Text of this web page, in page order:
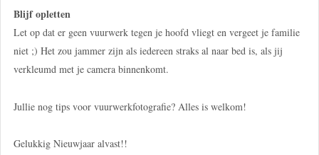
Blijf opletten
Let op dat er geen vuurwerk tegen je hoofd vliegt en vergeet je familie
niet ;) Het zou jammer zijn als iedereen straks al naar bed is, als jij
verkleumd met je camera binnenkomt.
Jullie nog tips voor vuurwerkfotografie? Alles is welkom!
Gelukkig Nieuwjaar alvast!!